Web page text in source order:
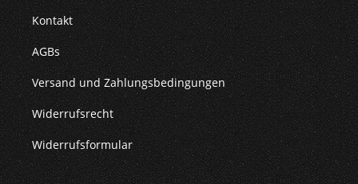
Kontakt
AGBs
Versand und Zahlungsbedingungen
Widerrufsrecht
Widerrufsformular